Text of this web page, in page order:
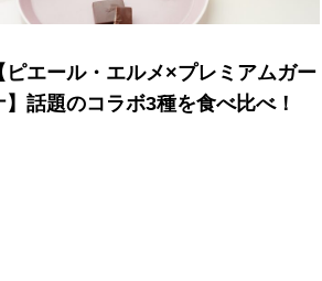
ィズニー創立100周年記念Suicaと
念入場券の予約販売がスタート！